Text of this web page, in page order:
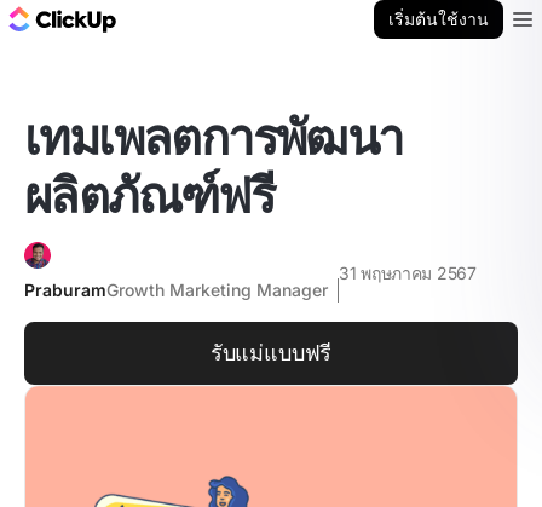
เริ่มต้นใช้งาน
เทมเพลตการพัฒนา
ผลิตภัณฑ์ฟรี
PraburamGrowth Marketing Manager
31 พฤษภาคม 2567
รับแม่แบบฟรี